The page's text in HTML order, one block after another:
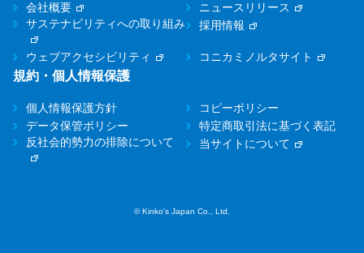
会社概要
ニュースリリース
サステナビリティへの取り組み
採用情報
ウェブアクセシビリティ コニカミノルタサイト
規約・個人情報保護
個人情報保護方針
コピーポリシー
データ保管ポリシー
特定商取引法に基づく表記
反社会的勢力の排除について
当サイトについて
© Kinko's Japan Co., Ltd.